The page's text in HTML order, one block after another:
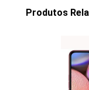
Produtos